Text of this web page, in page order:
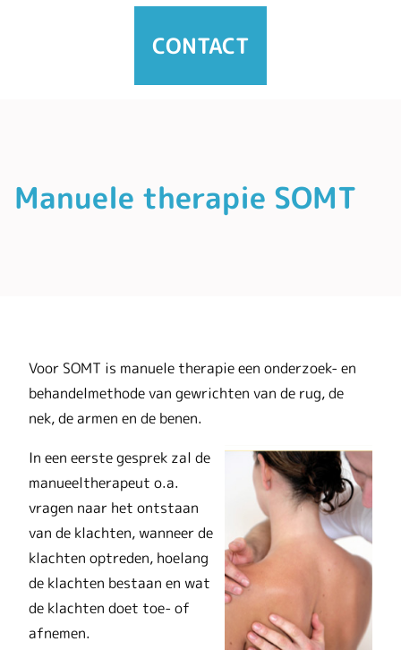
CONTACT
Manuele therapie SOMT
Voor SOMT is manuele therapie een onderzoek- en
behandelmethode van gewrichten van de rug, de
nek, de armen en de benen.
In een eerste gesprek zal de
manueeltherapeut o.a.
vragen naar het ontstaan
van de klachten, wanneer de
klachten optreden, hoelang
de klachten bestaan en wat
de klachten doet toe- of
afnemen.